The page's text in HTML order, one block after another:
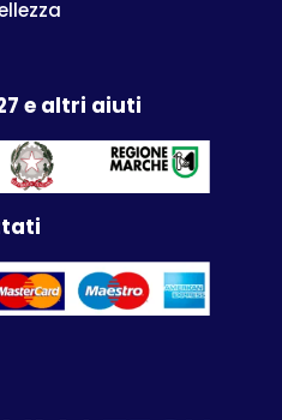
e altri aiuti